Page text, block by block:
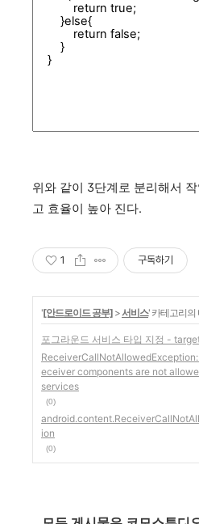
위와 같이 3단계로 분리해서
고 효율이 높아 진다.
1 구독하기
'[안드로이드 공부] >서비스' 카테고리의
포그라운드 서비스 타입 지정 -
eceiver components are not
services
(0)
ion
(0)